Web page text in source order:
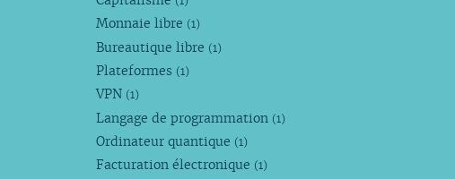
Monnaie libre (1)
Bureautique libre (1)
Plateformes (1)
VPN (1)
Langage de programmation (1)
Ordinateur quantique (1)
Facturation électronique (1)